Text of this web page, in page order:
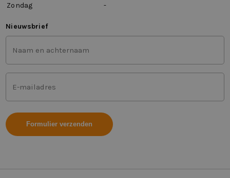
Zondag
-
Nieuwsbrief
Voor-
en
achternaam
(Vereist)
Mailadres
(Vereist)